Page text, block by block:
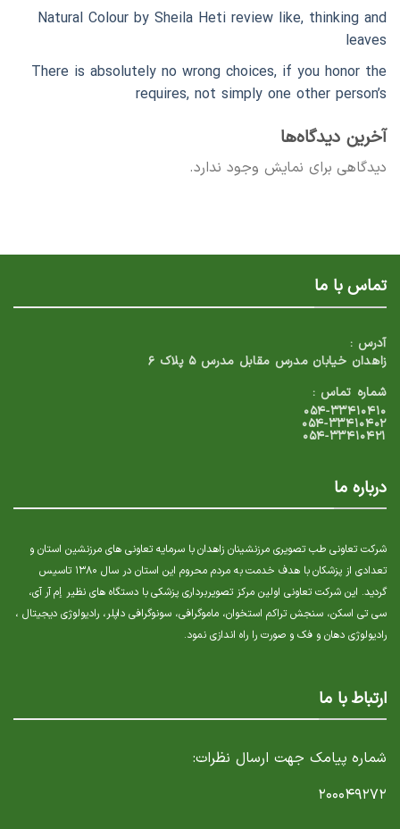
Natural Colour by Sheila Heti review like, thinking and
leaves
There is absolutely no wrong choices, if you honor the
requires, not simply one other person’s
آخرین دیدگاه‌ها
دیدگاهی برای نمایش وجود ندارد.
تماس با ما
آدرس :
زاهدان خیابان مدرس مقابل مدرس ۵ پلاک ۶
شماره تماس :
۰۵۴-۳۳۴۱۰۴۱۰
۰۵۴-۳۳۴۱۰۴۰۲
۰۵۴-۳۳۴۱۰۴۲۱
درباره ما
شرکت تعاونی طب تصویری مرزنشینان زاهدان با سرمایه تعاونی های مرزنشین استان و
تعدادی از پزشکان با هدف خدمت به مردم محروم این استان در سال ۱۳۸۰ تاسیس
گردید. این شرکت تعاونی اولین مرکز تصویربرداری پزشکی با دستگاه های نظیر إم آر آی،
سی تی اسکن، سنجش تراکم استخوان، ماموگرافی، سونوگرافی داپلر، رادیولوژی دیجیتال ،
رادیولوژی دهان و فک و صورت را راه اندازی نمود.
ارتباط با ما
شماره پیامک جهت ارسال نظرات:
۲۰۰۰۴۹۲۷۲